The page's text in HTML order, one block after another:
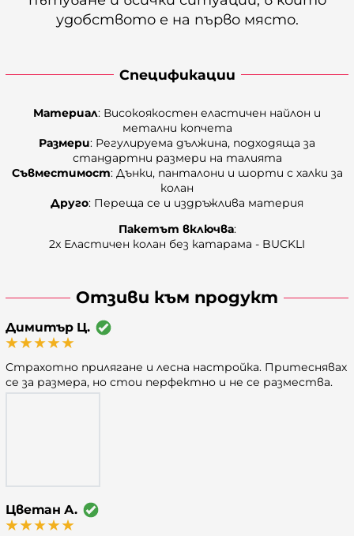
Отзиви към продукт
Димитър Ц.
Страхотно прилягане и лесна настройка. Притеснявах
се за размера, но стои перфектно и не се размества.
Цветан А.
удобството е на първо място.
Спецификации
Материал: Високоякостен еластичен найлон и
метални копчета
Размери: Регулируема дължина, подходяща за
стандартни размери на талията
Съвместимост: Дънки, панталони и шорти с халки за
колан
Друго: Переща се и издръжлива материя
Пакетът включва:
2x Еластичен колан без катарама - BUCKLI